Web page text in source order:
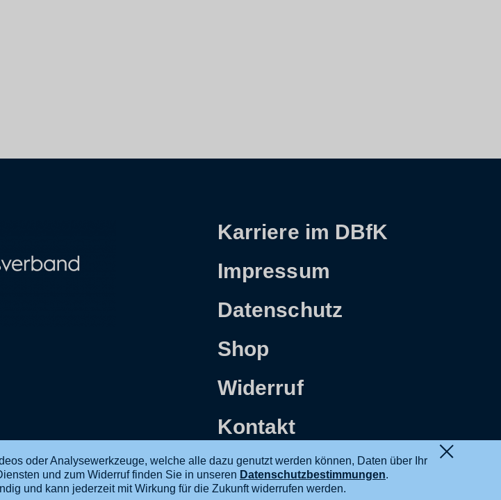
Karriere im DBfK
Impressum
Datenschutz
Shop
Widerruf
Kontakt
oder Analysewerkzeuge, welche alle dazu genutzt werden können, Daten über Ihr
und zum Widerruf finden Sie in unseren Datenschutzbestimmungen.
und kann jederzeit mit Wirkung für die Zukunft widerrufen werden.